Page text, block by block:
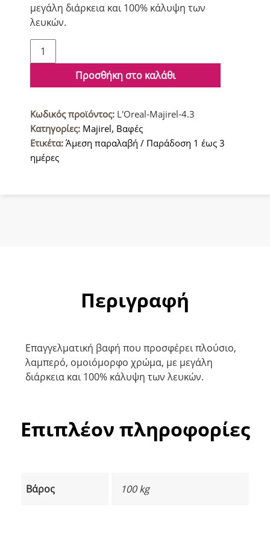
μεγάλη διάρκεια και 100% κάλυψη των
λευκών.
L'Oreal
Majirel
μαλλιών
Καστανό
Ντορέ
50ml
ποσότητα
Προσθήκη στο καλάθι
Κωδικός προϊόντος: L'Oreal-Majirel-4.3
Κατηγορίες: Majirel, Βαφές
Ετικέτα: Άμεση παραλαβή / Παράδοση 1 έως 3
ημέρες
Περιγραφή
Επαγγελματική βαφή που προσφέρει πλούσιο,
λαμπερό, ομοιόμορφο χρώμα, με μεγάλη
διάρκεια και 100% κάλυψη των λευκών.
Επιπλέον πληροφορίες
Βάρος 100 kg